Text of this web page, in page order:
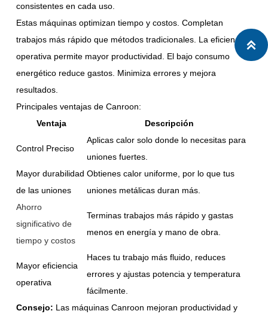
consistentes en cada uso.
Estas máquinas optimizan tiempo y costos. Completan
trabajos más rápido que métodos tradicionales. La eficiencia
operativa permite mayor productividad. El bajo consumo
energético reduce gastos. Minimiza errores y mejora
resultados.
Principales ventajas de Canroon:
Ventaja
Descripción
Control Preciso
Aplicas calor solo donde lo necesitas para
uniones fuertes.
Mayor durabilidad
de las uniones
Obtienes calor uniforme, por lo que tus
uniones metálicas duran más.
Ahorro
significativo de
tiempo y costos
Terminas trabajos más rápido y gastas
menos en energía y mano de obra.
Mayor eficiencia
operativa
Haces tu trabajo más fluido, reduces
errores y ajustas potencia y temperatura
fácilmente.
Consejo: Las máquinas Canroon mejoran productividad y
